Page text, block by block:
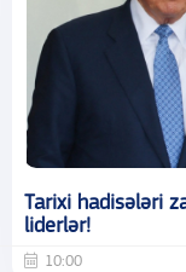
Tarixi hadisələri
liderlər!
10:00